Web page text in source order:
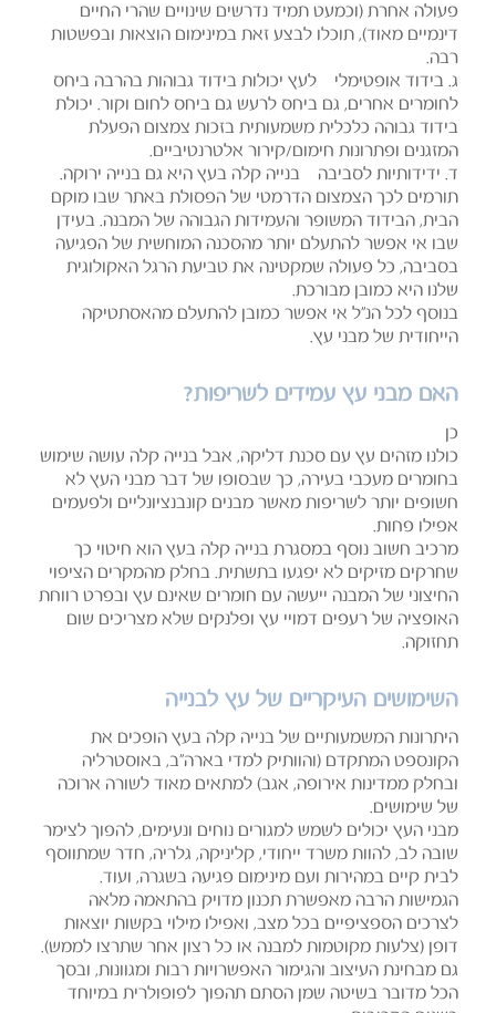
פעולה אחרת (וכמעט תמיד נדרשים שינויים שהרי החיים
דינמיים מאוד), תוכלו לבצע זאת במינימום הוצאות ובפשטות
רבה.
ג. בידוד אופטימלי – לעץ יכולות בידוד גבוהות בהרבה ביחס
לחומרים אחרים, גם ביחס לרעש גם ביחס לחום וקור. יכולת
בידוד גבוהה כלכלית משמעותית בזכות צמצום הפעלת
המזגנים ופתרונות חימום/קירור אלטרנטיביים.
ד. ידידותיות לסביבה – בנייה קלה בעץ היא גם בנייה ירוקה.
תורמים לכך הצמצום הדרמטי של הפסולת באתר שבו מוקם
הבית, הבידוד המשופר והעמידות הגבוהה של המבנה. בעידן
שבו אי אפשר להתעלם יותר מהסכנה המוחשית של הפגיעה
בסביבה, כל פעולה שמקטינה את טביעת הרגל האקולוגית
שלנו היא כמובן מבורכת.
בנוסף לכל הנ"ל אי אפשר כמובן להתעלם מהאסתטיקה
הייחודית של מבני עץ.
האם מבני עץ עמידים לשריפות?
כן
כולנו מזהים עץ עם סכנת דליקה, אבל בנייה קלה עושה שימוש
בחומרים מעכבי בעירה, כך שבסופו של דבר מבני העץ לא
חשופים יותר לשריפות מאשר מבנים קונבנציונליים ולפעמים
אפילו פחות.
מרכיב חשוב נוסף במסגרת בנייה קלה בעץ הוא חיטוי כך
שחרקים מזיקים לא יפגעו בתשתית. בחלק מהמקרים הציפוי
החיצוני של המבנה ייעשה עם חומרים שאינם עץ ובפרט רווחת
האופציה של רעפים דמויי עץ ופלנקים שלא מצריכים שום
תחזוקה.
השימושים העיקריים של עץ לבנייה
היתרונות המשמעותיים של בנייה קלה בעץ הופכים את
הקונספט המתקדם (והוותיק למדי בארה"ב, באוסטרליה
ובחלק ממדינות אירופה, אגב) למתאים מאוד לשורה ארוכה
של שימושים.
מבני העץ יכולים לשמש למגורים נוחים ונעימים, להפוך לצימר
שובה לב, להוות משרד ייחודי, קליניקה, גלריה, חדר שמתווסף
לבית קיים במהירות ועם מינימום פגיעה בשגרה, ועוד.
הגמישות הרבה מאפשרת תכנון מדויק בהתאמה מלאה
לצרכים הספציפיים בכל מצב, ואפילו מילוי בקשות יוצאות
דופן (צלעות מקוטמות למבנה או כל רצון אחר שתרצו לממש).
גם מבחינת העיצוב והגימור האפשרויות רבות ומגוונות, ובסך
הכל מדובר בשיטה שמן הסתם תהפוך לפופולרית במיוחד